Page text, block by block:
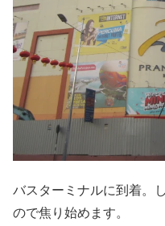
バスターミナルに到着。
ので焦り始めます。